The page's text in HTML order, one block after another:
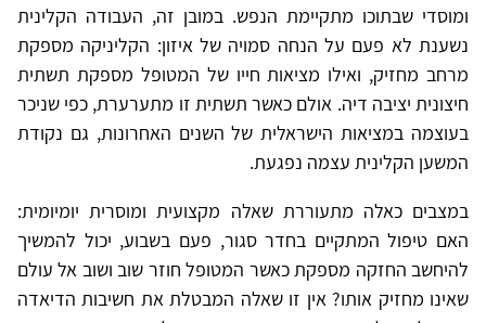
ומוסדי שבתוכו מתקיימת הנפש. במובן זה, העבודה הקלינית
נשענת לא פעם על הנחה סמויה של איזון: הקליניקה מספקת
מרחב מחזיק, ואילו מציאות חייו של המטופל מספקת תשתית
חיצונית יציבה דיה. אולם כאשר תשתית זו מתערערת, כפי שניכר
בעוצמה במציאות הישראלית של השנים האחרונות, גם נקודת
המשען הקלינית עצמה נפגעת.
במצבים כאלה מתעוררת שאלה מקצועית ומוסרית יומיומית:
האם טיפול המתקיים בחדר סגור, פעם בשבוע, יכול להמשיך
להיחשב החזקה מספקת כאשר המטופל חוזר שוב ושוב אל עולם
שאינו מחזיק אותו? אין זו שאלה המבטלת את חשיבות הדיאדה